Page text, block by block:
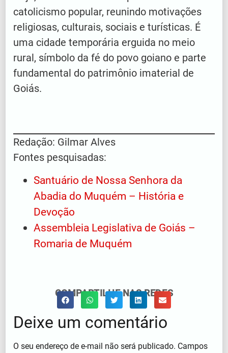
catolicismo popular, reunindo motivações
religiosas, culturais, sociais e turísticas. É
uma cidade temporária erguida no meio
rural, símbolo da fé do povo goiano e parte
fundamental do patrimônio imaterial de
Goiás.
Redação: Gilmar Alves
Fontes pesquisadas:
Santuário de Nossa Senhora da
Abadia do Muquém – História e
Devoção
Assembleia Legislativa de Goiás –
Romaria de Muquém
COMPARTILHE NAS REDES
Deixe um comentário
O seu endereço de e-mail não será publicado. Campos